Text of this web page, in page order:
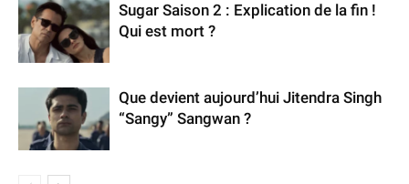
Sugar Saison 2 : Explication de la fin !
Qui est mort ?
Que devient aujourd’hui Jitendra Singh
“Sangy” Sangwan ?